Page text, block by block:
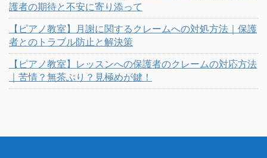
護者の期待と不安に寄り添って
【ピアノ教室】月謝に関するクレームへの対処方法｜保護
者とのトラブル防止と解決策
【ピアノ教室】レッスンへの保護者のクレームの対応方法
｜苦情？無茶ぶり？見極めが鍵！